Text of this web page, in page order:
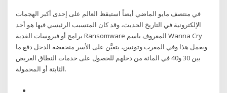
في منتصف مايو الماضي أيضاً استيقظ العالم على إحدى أكبر الهجمات
الإلكترونية في التاريخ الحديث، وقد كان المتسبب الرئيسي فيها هو أحد
برامج أو فيروسات الفدية Ransomware المعروف باسم Wanna Cry
ويعمل هذا وفي المغرب وتونس، يتعيَّن على الأسر منخفضة الدخل دفع ما
بين 30 و40 في المائة من دخلهم للحصول على خدمات النطاق العريض
الثابتة أو المحمولة.